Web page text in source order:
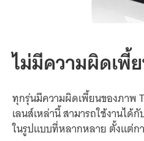
ไม่มีความผิดเพี้
ทุกรุ่นมีความผิดเพี้ยนของภาพ
เลนส์เหล่านี้สามารถใช้งานได้กั
ในรูปแบบที่หลากหลาย ตั้งแต่ก